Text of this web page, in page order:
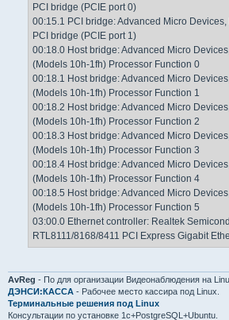
PCI bridge (PCIE port 0)
00:15.1 PCI bridge: Advanced Micro
PCI bridge (PCIE port 1)
00:18.0 Host bridge: Advanced Micro
(Models 10h-1fh) Processor Function 0
00:18.1 Host bridge: Advanced Micro
(Models 10h-1fh) Processor Function 1
00:18.2 Host bridge: Advanced Micro
(Models 10h-1fh) Processor Function 2
00:18.3 Host bridge: Advanced Micro
(Models 10h-1fh) Processor Function 3
00:18.4 Host bridge: Advanced Micro
(Models 10h-1fh) Processor Function 4
00:18.5 Host bridge: Advanced Micro
(Models 10h-1fh) Processor Function 5
03:00.0 Ethernet controller: Realtek
RTL8111/8168/8411 PCI Express Gigabit
AvReg - По для организации Видеонаблюдения на
ДЭНСИ:КАССА - Рабочее место кассира под Linux.
Терминальные решения под Linux
Консультации по установке 1с+PostgreSQL+Ubuntu.